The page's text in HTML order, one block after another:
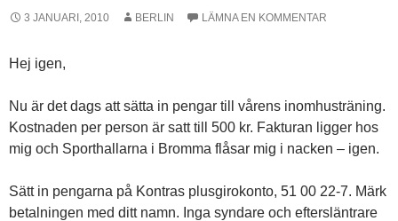
3 JANUARI, 2010 BERLIN LÄMNA EN KOMMENTAR
Hej igen,
Nu är det dags att sätta in pengar till vårens inomhusträning.
Kostnaden per person är satt till 500 kr. Fakturan ligger hos
mig och Sporthallarna i Bromma flåsar mig i nacken – igen.
Sätt in pengarna på Kontras plusgirokonto, 51 00 22-7. Märk
betalningen med ditt namn. Inga syndare och eftersläntrare